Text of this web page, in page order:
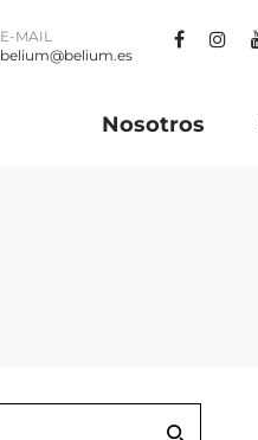
E-MAIL
belium@belium.es
Nosotros